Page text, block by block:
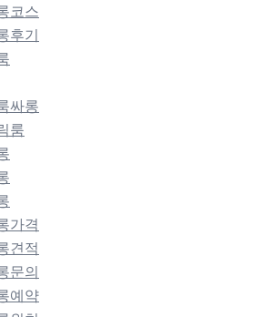
코스
후기
싸롱
룸
가격
견적
문의
예약